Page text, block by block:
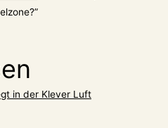
”
in der Klever Luft